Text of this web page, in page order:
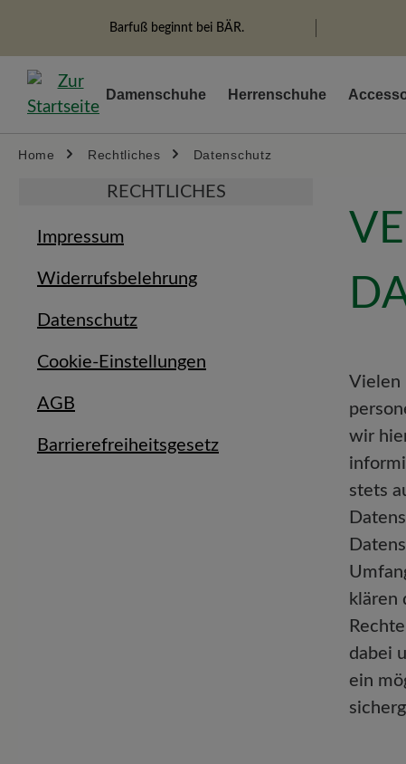
Skip to main navigation
Barfuß beginnt bei BÄR.
Damenschuhe Herrenschuhe
Home Rechtliches Datenschutz
RECHTLICHES
Impressum
Widerrufsbelehrung
Datenschutz
Cookie-Einstellungen
AGB
Barrierefreiheitsgesetz
Vielen
wir
stets
klären
dabei
ein